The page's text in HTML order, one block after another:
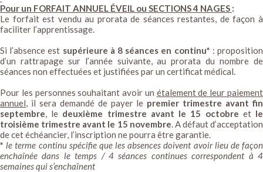
Pour un FORFAIT ANNUEL ÉVEIL ou SECTIONS 4 NAGES :
Le forfait est vendu au prorata de séances restantes, de façon à
faciliter l’apprentissage.
Si l’absence est supérieure à 8 séances en continu* : proposition
d’un rattrapage sur l’année suivante, au prorata du nombre de
séances non effectuées et justifiées par un certificat médical.
Pour les personnes souhaitant avoir un étalement de leur paiement
annuel , il sera demandé de payer le premier trimestre avant fin
septembre , le deuxième trimestre avant le 15 octobre etle
troisième trimestre avant le 15 novembre . A défaut d’acceptation
de cet échéancier, l’inscription ne pourra être garantie.
* le terme continu spécifie que les absences doivent avoir lieu de façon
enchaînée dans le temps / 4 séances continues correspondent à 4
semaines qui s’enchaînent